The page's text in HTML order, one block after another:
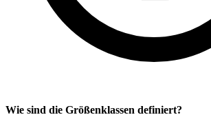
Wie sind die Größenklassen definiert?